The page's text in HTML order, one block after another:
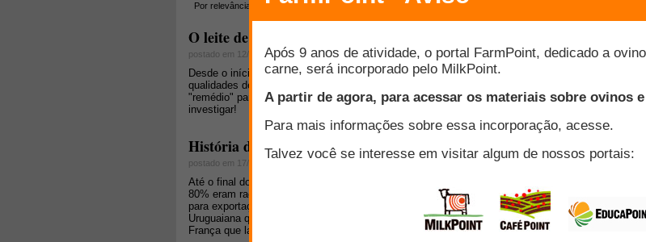
Por relevância Por data Mais lidos Mais comentados Melhor avaliados
O leite de cabra - Capítulo 1
postado em 12/07/2007
Desde o início da minha criação de cabras em 1992, fiquei intrigada com este animal e as
qualidades de seu leite e carne. Por que atribuíam tanto valor ao leite, por que ele era tido como
"remédio" para aquelas crianças "minguadas"?. Eram tantos os "causos" que eu tive que
investigar!
História de um ex-técnico
postado em 17/03/2011
Até o final dos anos 80, o Rio Grande do Sul possuía 13 milhões de cabeças de ovinos das quais
80% eram raças laneiras (Merino Australiano, Ideal e Corriedale).O comércio de lãs era voltado
para exportação, organizado por cooperativas bem estruturadas: Cooperativa Vale do Uruguai de
Uruguaiana que tinha o lanifício mais moderno da América do Sul, com máquinas importadas da
França que lavavam, penteavam e faziam o fio que era exportado para China e Japão.